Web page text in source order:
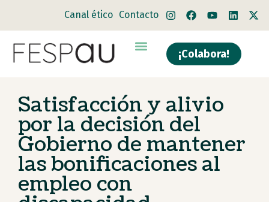
Canal ético Contacto
¡Colabora!
Satisfacción y alivio
por la decisión del
Gobierno de mantener
las bonificaciones al
empleo con